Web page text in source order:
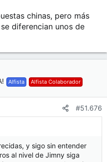
chinas, pero más
diferencian unos de
Alfista Alfista Colaborador
#51.676
y sigo sin entender
al nivel de Jimny siga